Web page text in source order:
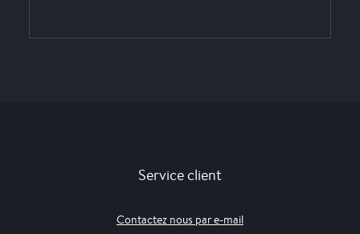
Service client
Contactez nous par e-mail